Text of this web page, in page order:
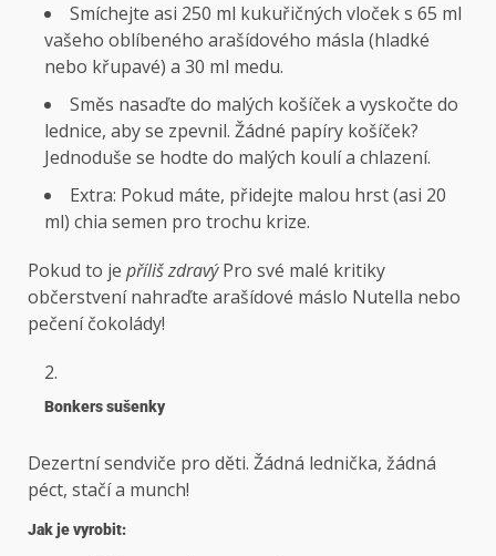
Smíchejte asi 250 ml kukuřičných vloček s 65 ml
vašeho oblíbeného arašídového másla (hladké
nebo křupavé) a 30 ml medu.
Směs nasaďte do malých košíček a vyskočte do
lednice, aby se zpevnil. Žádné papíry košíček?
Jednoduše se hodte do malých koulí a chlazení.
Extra: Pokud máte, přidejte malou hrst (asi 20
ml) chia semen pro trochu krize.
Pokud to je příliš zdravýPro své malé kritiky
občerstvení nahraďte arašídové máslo Nutella nebo
pečení čokolády!
Bonkers sušenky
Dezertní sendviče pro děti. Žádná lednička, žádná
péct, stačí a munch!
Jak je vyrobit: